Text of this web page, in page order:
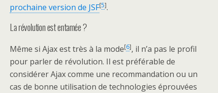
prochaine version de JSF[5].
La révolution est entamée ?
Même si Ajax est très à la mode[6], il n’a pas le profil
pour parler de révolution. Il est préférable de
considérer Ajax comme une recommandation ou un
cas de bonne utilisation de technologies éprouvées